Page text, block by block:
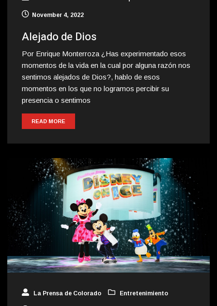
November 4, 2022
Alejado de Dios
Por Enrique Monterroza ¿Has experimentado esos
momentos de la vida en la cual por alguna razón nos
sentimos alejados de Dios?, hablo de esos
momentos en los que no logramos percibir su
presencia o sentimos
READ MORE
La Prensa de Colorado Entretenimiento